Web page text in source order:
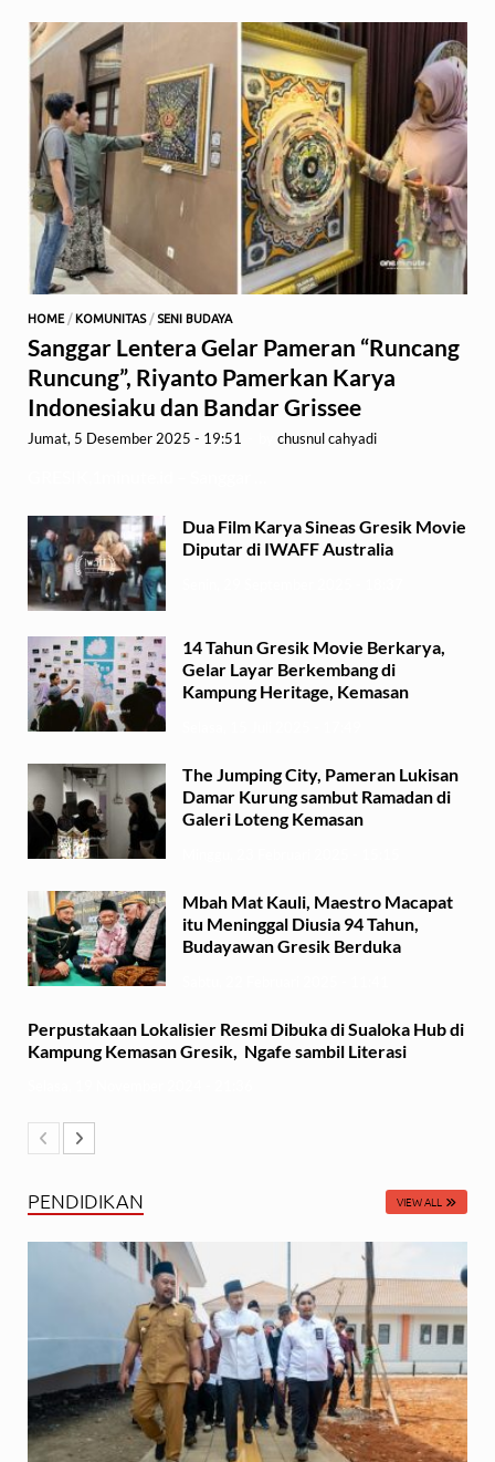
HOME / KOMUNITAS/ SENI BUDAYA
Sanggar Lentera Gelar Pameran “Runcang
Runcung”, Riyanto Pamerkan Karya
Indonesiaku dan Bandar Grissee
Jumat, 5 Desember 2025 - 19:51 chusnul cahyadi
Dua Film Karya Sineas Gresik Movie
Diputar di IWAFF Australia
14 Tahun Gresik Movie Berkarya,
Gelar Layar Berkembang di
Kampung Heritage, Kemasan
The Jumping City, Pameran Lukisan
Damar Kurung sambut Ramadan di
Galeri Loteng Kemasan
Mbah Mat Kauli, Maestro Macapat
itu Meninggal Diusia 94 Tahun,
Budayawan Gresik Berduka
Perpustakaan Lokalisier Resmi Dibuka di Sualoka Hub di
Kampung Kemasan Gresik, Ngafe sambil Literasi
PENDIDIKAN VIEW ALL